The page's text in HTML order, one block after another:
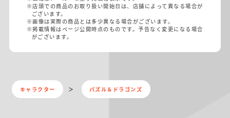
※店頭での商品のお取り扱い開始日は、店舗によって異なる場合が
ございます。
※画像は実際の商品とは多少異なる場合がございます。
※掲載情報はページ公開時点のものです。予告なく変更になる場合
がございます。
キャラクター パズル＆ドラゴンズ